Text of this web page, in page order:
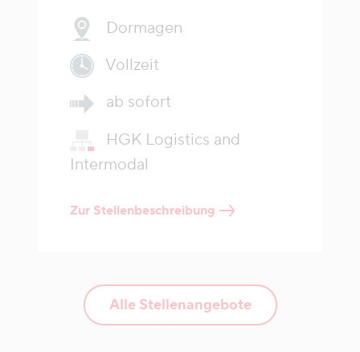
Dormagen
Vollzeit
ab sofort
HGK Logistics and
Intermodal
Zur Stellenbeschreibung
Alle Stellenangebote